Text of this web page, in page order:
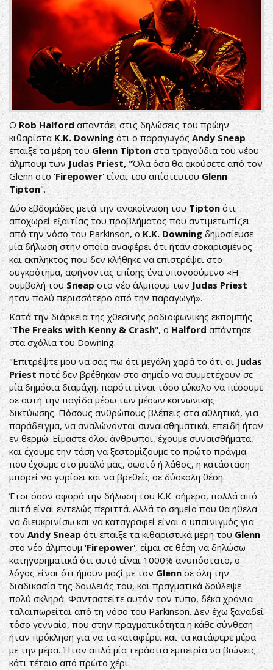
Ο Rob Halford απαντάει στις δηλώσεις του πρώην
κιθαρίστα K.K. Downingότι ο παραγωγόςAndy Sneap
έπαιξε τα μέρη τουGlenn Tiptonστα τραγούδια του νέου
άλμπουμ τωνJudas Priest,"Όλα όσα θα ακούσετε από τον
Glenn στο 'Firepower' είναι του απίστευτουGlenn
Tipton".
Δύο εβδομάδες μετά την ανακοίνωση του Tipton ότι
αποχωρεί εξαιτίας του προβλήματος που αντιμετωπίζει
από την νόσο του Parkinson, ο K.K.Downing δημοσίευσε
μία δήλωση στην οποία αναφέρει ότι ήταν σοκαρισμένος
και έκπληκτος που δεν κλήθηκε να επιστρέψει στο
συγκρότημα, αφήνοντας επίσης ένα υπονοούμενο «Η
συμβολή τουSneapστο νέο άλμπουμ τωνJudas Priest
ήταν πολύ περισσότερο από την παραγωγή».
Κατά την διάρκεια της χθεσινής ραδιοφωνικής εκπομπής
"The Freakswith Kenny & Crash", οHalfordαπάντησε
στα σχόλια του Downing:
"Επιτρέψτε μου να σας πω ότι μεγάλη χαρά το ότι οιJudas
Priestποτέ δεν βρέθηκαν στο σημείο να συμμετέχουν σε
μία δημόσια διαμάχη, παρότι είναι τόσο εύκολο να πέσουμε
σε αυτή την παγίδα μέσω των μέσων κοινωνικής
δικτύωσης. Πόσους ανθρώπους βλέπεις στα αθλητικά, για
παράδειγμα, να αναλώνονται συναισθηματικά, επειδή ήταν
εν θερμώ. Είμαστε όλοι άνθρωποι, έχουμε συναισθήματα,
και έχουμε την τάση να ξεστομίζουμε το πρώτο πράγμα
που έχουμε στο μυαλό μας, σωστό ή λάθος, η κατάσταση
μπορεί να γυρίσει και να βρεθείς σε δύσκολη θέση.
Έτσι όσον αφορά την δήλωση του K.K. σήμερα, πολλά από
αυτά είναι εντελώς περιττά. Αλλά το σημείο που θα ήθελα
να διευκρινίσω και να καταγραφεί είναι ο υπαινιγμός για
τονAndy Sneap ότι έπαιξε τα κιθαριστικά μέρη τουGlenn
στο νέο άλμπουμ 'Firepower', είμαι σε θέση να δηλώσω
κατηγορηματικά ότι αυτό είναι 1000% ανυπόστατο, ο
λόγος είναι ότι ήμουν μαζί με τον Glennσε όλη την
διαδικασία της δουλειάς του, και πραγματικά δούλεψε
πολύ σκληρά. Φανταστείτε αυτόν τον τύπο, δέκα χρόνια
ταλαιπωρείται από τη νόσο του Parkinson. Δεν έχω ξαναδεί
τόσο γενναίο, που στην πραγματικότητα η κάθε σύνθεση
ήταν πρόκληση για να τα καταφέρει και τα κατάφερε μέρα
με την μέρα. Ήταν απλά μία τεράστια εμπειρία να βιώνεις
κάτι τέτοιο από πρώτο χέρι.